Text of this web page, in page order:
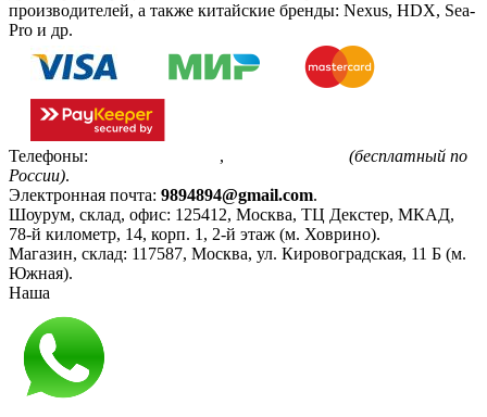
производителей, а также китайские бренды: Nexus, HDX, Sea-
Pro и др.
Телефоны: ,
(бесплатный по
России).
Электронная почта: 9894894@gmail.com.
Шоурум, склад, офис: 125412, Москва, ТЦ Декстер, МКАД,
78-й километр, 14, корп. 1, 2-й этаж (м. Ховрино).
Магазин, склад: 117587, Москва, ул. Кировоградская, 11 Б (м.
Южная).
Наша